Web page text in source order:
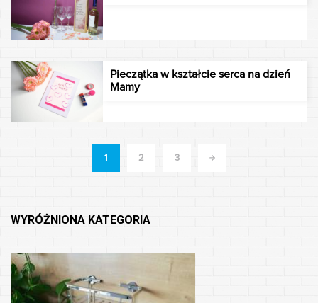
Pieczątka w kształcie serca na dzień
Mamy
1 2 3
>>
WYRÓŻNIONA KATEGORIA